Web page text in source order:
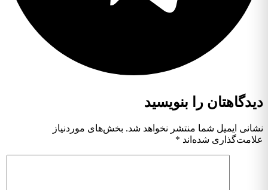
دیدگاهتان را بنویسید
نشانی ایمیل شما منتشر نخواهد شد. بخش‌های موردنیاز
علامت‌گذاری شده‌اند *